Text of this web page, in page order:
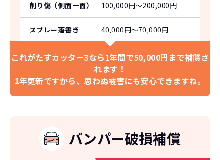
削り傷（側面一面） 100,000円〜200,000円
スプレー落書き 40,000円〜70,000円
これがたすカッター3なら1年間で50,000円まで補償さ
れます！
1年更新ですから、思わぬ被害にも安心できますね。
バンパー破損補償